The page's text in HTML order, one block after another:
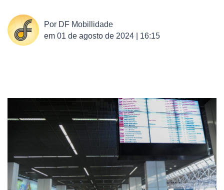
Por DF Mobillidade
em 01 de agosto de 2024 | 16:15